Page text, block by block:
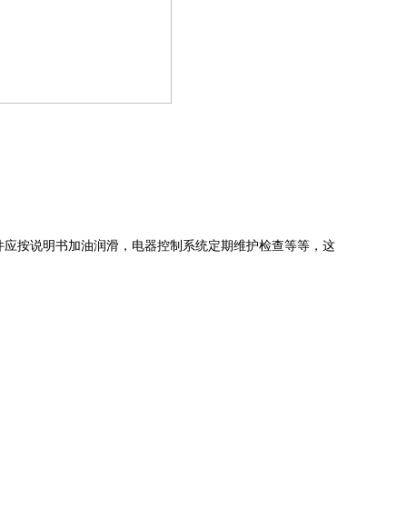
按说明书加油润滑，电器控制系统定期维护检查等等，这